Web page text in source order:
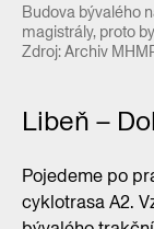
Budova bývalého
magistrály, proto
Zdroj: Archiv
Libeň –
Pojedeme po
cyklotrasa A2.